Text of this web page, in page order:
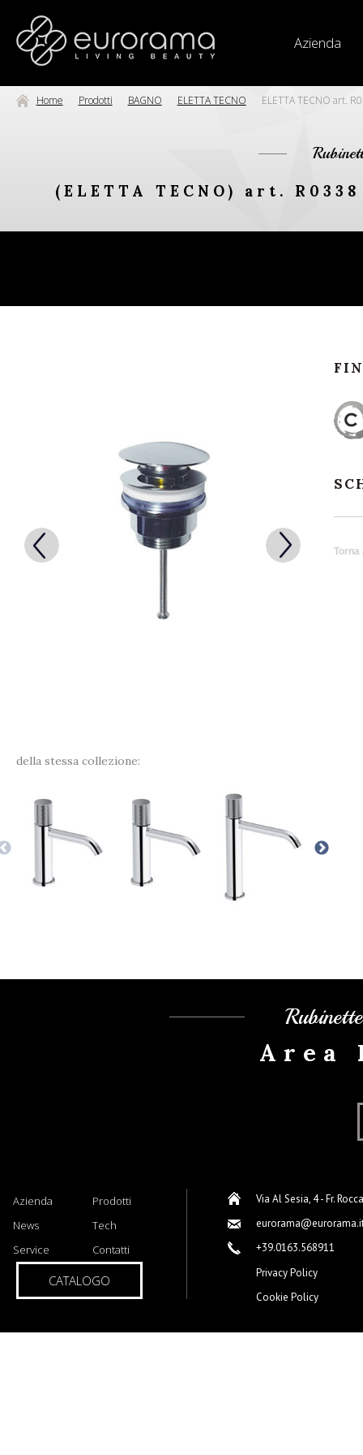
Azienda
Home Prodotti BAGNO ELETTA TECNO ELETTA TECNO art.
(ELETTA TECNO) art.
della stessa collezione:
Torna
Area
Azienda
Prodotti
News
Tech
Service
Contatti
CATALOGO
Via Al Sesia, 4 - Fr.
+39.0163.568911
Privacy Policy
Cookie Policy